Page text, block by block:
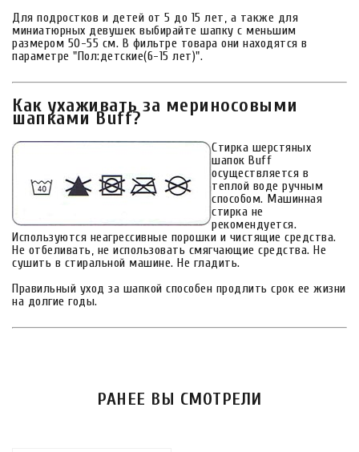
Для подростков и детей от 5 до 15 лет, а также для
миниатюрных девушек выбирайте шапку с меньшим
размером 50-55 см. В фильтре товара они находятся в
параметре "Пол:детские(6-15 лет)".
Как ухаживать за мериносовыми
шапками Buff?
Стирка шерстяных
шапок Buff
осуществляется в
теплой воде ручным
способом. Машинная
стирка не
рекомендуется.
Используются неагрессивные порошки и чистящие средства.
Не отбеливать, не использовать смягчающие средства. Не
сушить в стиральной машине. Не гладить.
Правильный уход за шапкой способен продлить срок ее жизни
на долгие годы.
РАНЕЕ ВЫ СМОТРЕЛИ